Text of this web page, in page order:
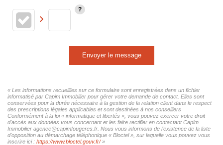
Envoyer le message
« Les informations recueillies sur ce formulaire sont enregistrées dans un fichier
informatisé par Capim Immobilier pour gérer votre demande de contact. Elles sont
conservées pour la durée nécessaire à la gestion de la relation client dans le respect
des prescriptions légales applicables et sont destinées à nos conseillers
Conformément à la loi « informatique et libertés », vous pouvez exercer votre droit
d'accès aux données vous concernant et les faire rectifier en contactant Capim
Immobilier agence@capimfougeres.fr. Nous vous informons de l'existence de la liste
d'opposition au démarchage téléphonique « Bloctel », sur laquelle vous pouvez vous
inscrire ici : https://www.bloctel.gouv.fr/»